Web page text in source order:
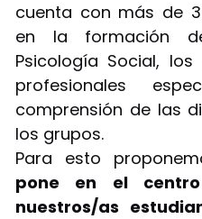
cuenta con más de
en la formación
Psicología Social,
profesionales
comprensión de las
los grupos.
Para esto
pone en el
nuestros/as